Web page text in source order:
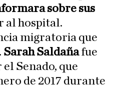
sobre sus
al hospital.
migratoria que
Sarah Saldañafue
Senado, que
de 2017 durante